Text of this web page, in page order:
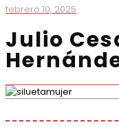
febrero 10, 2025
Julio